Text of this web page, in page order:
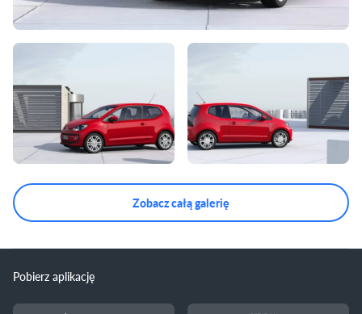
Zobacz całą galerię
Pobierz aplikację